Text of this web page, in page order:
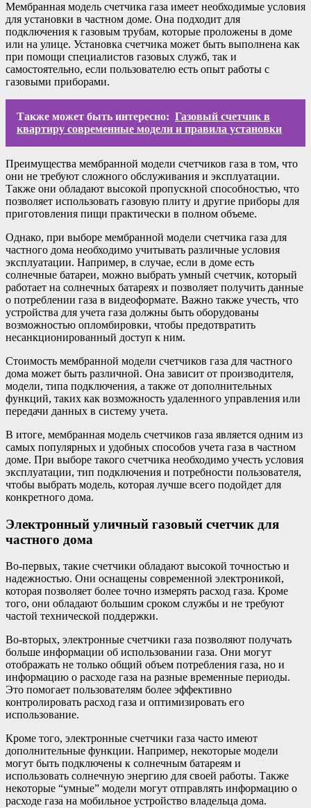
Мембранная модель счетчика газа имеет необходимые условия
для установки в частном доме. Она подходит для
подключения к газовым трубам, которые проложены в доме
или на улице. Установка счетчика может быть выполнена как
при помощи специалистов газовых служб, так и
самостоятельно, если пользователю есть опыт работы с
газовыми приборами.
Также может быть интересно: Газовый счетчик в
квартиру современные модели и правила установки
Преимущества мембранной модели счетчиков газа в том, что
они не требуют сложного обслуживания и эксплуатации.
Также они обладают высокой пропускной способностью, что
позволяет использовать газовую плиту и другие приборы для
приготовления пищи практически в полном объеме.
Однако, при выборе мембранной модели счетчика газа для
частного дома необходимо учитывать различные условия
эксплуатации. Например, в случае, если в доме есть
солнечные батареи, можно выбрать умный счетчик, который
работает на солнечных батареях и позволяет получить данные
о потреблении газа в видеоформате. Важно также учесть, что
устройства для учета газа должны быть оборудованы
возможностью опломбировки, чтобы предотвратить
несанкционированный доступ к ним.
Стоимость мембранной модели счетчиков газа для частного
дома может быть различной. Она зависит от производителя,
модели, типа подключения, а также от дополнительных
функций, таких как возможность удаленного управления или
передачи данных в систему учета.
В итоге, мембранная модель счетчиков газа является одним из
самых популярных и удобных способов учета газа в частном
доме. При выборе такого счетчика необходимо учесть условия
эксплуатации, тип подключения и потребности пользователя,
чтобы выбрать модель, которая лучше всего подойдет для
конкретного дома.
Электронный уличный газовый счетчик для
частного дома
Во-первых, такие счетчики обладают высокой точностью и
надежностью. Они оснащены современной электроникой,
которая позволяет более точно измерять расход газа. Кроме
того, они обладают большим сроком службы и не требуют
частой технической поддержки.
Во-вторых, электронные счетчики газа позволяют получать
больше информации об использовании газа. Они могут
отображать не только общий объем потребления газа, но и
информацию о расходе газа на разные временные периоды.
Это помогает пользователям более эффективно
контролировать расход газа и оптимизировать его
использование.
Кроме того, электронные счетчики газа часто имеют
дополнительные функции. Например, некоторые модели
могут быть подключены к солнечным батареям и
использовать солнечную энергию для своей работы. Также
некоторые “умные” модели могут отправлять информацию о
расходе газа на мобильное устройство владельца дома.